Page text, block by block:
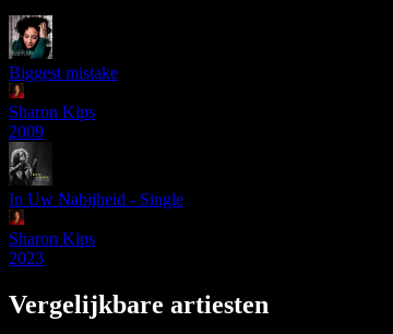
Biggest mistake
Sharon Kips
2009
In Uw Nabijheid - Single
Sharon Kips
2023
Vergelijkbare artiesten